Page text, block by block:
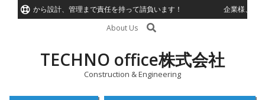
工から設計、管理まで責任を持って請負います！
企業様、個人
About Us
Search
TECHNO office株式会社
Construction & Engineering